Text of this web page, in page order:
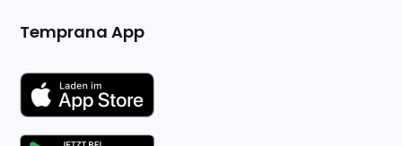
Temprana App